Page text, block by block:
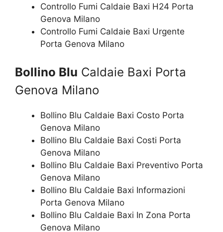
Controllo Fumi Caldaie Baxi H24 Porta
Genova Milano
Controllo Fumi Caldaie Baxi Urgente
Porta Genova Milano
Bollino Blu Caldaie Baxi Porta
Genova Milano
Bollino Blu Caldaie Baxi Costo Porta
Genova Milano
Bollino Blu Caldaie Baxi Costi Porta
Genova Milano
Bollino Blu Caldaie Baxi Preventivo Porta
Genova Milano
Bollino Blu Caldaie Baxi Informazioni
Porta Genova Milano
Bollino Blu Caldaie Baxi In Zona Porta
Genova Milano